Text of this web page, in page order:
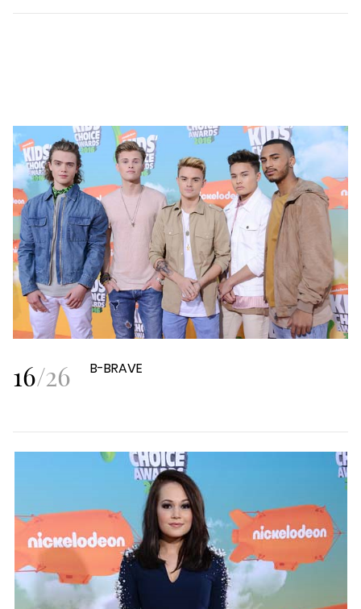
16/26 B-BRAVE